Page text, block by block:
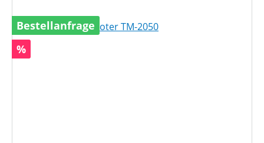
Bestellanfrage
Rabatt
%